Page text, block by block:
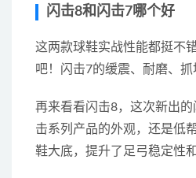
闪击8和闪击7哪个好
这两款球鞋实战性能都挺不
吧！闪击7的缓震、耐磨、
再来看看闪击8，这次新出
击系列产品的外观，还是低
鞋大底，提升了足弓稳定性